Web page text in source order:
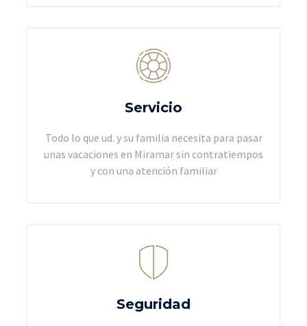
Servicio
Todo lo que ud. y su familia necesita para pasar
unas vacaciones en Miramar sin contratiempos
y con una atención familiar
Seguridad